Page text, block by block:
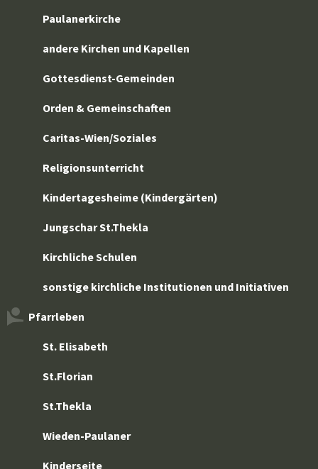
Paulanerkirche
andere Kirchen und Kapellen
Gottesdienst-Gemeinden
Orden & Gemeinschaften
Caritas-Wien/Soziales
Religionsunterricht
Kindertagesheime (Kindergärten)
Jungschar St.Thekla
Kirchliche Schulen
sonstige kirchliche Institutionen und Initiativen
Pfarrleben
St. Elisabeth
St.Florian
St.Thekla
Wieden-Paulaner
Kinderseite